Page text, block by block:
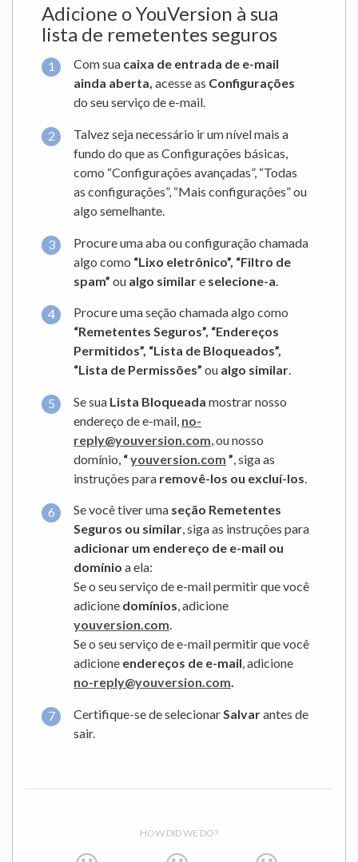
Adicione o YouVersion à sua
lista de remetentes seguros
Com sua caixa de entrada de e-mail
ainda aberta, acesse as Configurações
do seu serviço de e-mail.
Talvez seja necessário ir um nível mais a
fundo do que as Configurações básicas,
como “Configurações avançadas”, “Todas
as configurações”, “Mais configurações” ou
algo semelhante.
Procure uma aba ou configuração chamada
algo como “Lixo eletrônico”, “Filtro de
spam” ou algo similare selecione-a
Procure uma seção chamada algo como
“Remetentes Seguros”, “Endereços
Permitidos”, “Lista de Bloqueados”,
“Lista de Permissões” ou algo similar.
Se sua Lista Bloqueada mostrar nosso
endereço de e-mail, no-
reply@youversion.com , ou nosso
domínio, “youversion.com ” , siga as
instruções para removê-los ou excluí-los
Se você tiver uma seção Remetentes
Seguros ou similar, siga as instruções para
adicionar um endereço de e-mail ou
domínio a ela:
Se o seu serviço de e-mail permitir que você
adicione domínios, adicione
youversion.com.
Se o seu serviço de e-mail permitir que você
adicione endereços de e-mail, adicione
no-reply@youversion.com.
Certifique-se de selecionarSalvarantes de
sair.
HOW DID WE DO?